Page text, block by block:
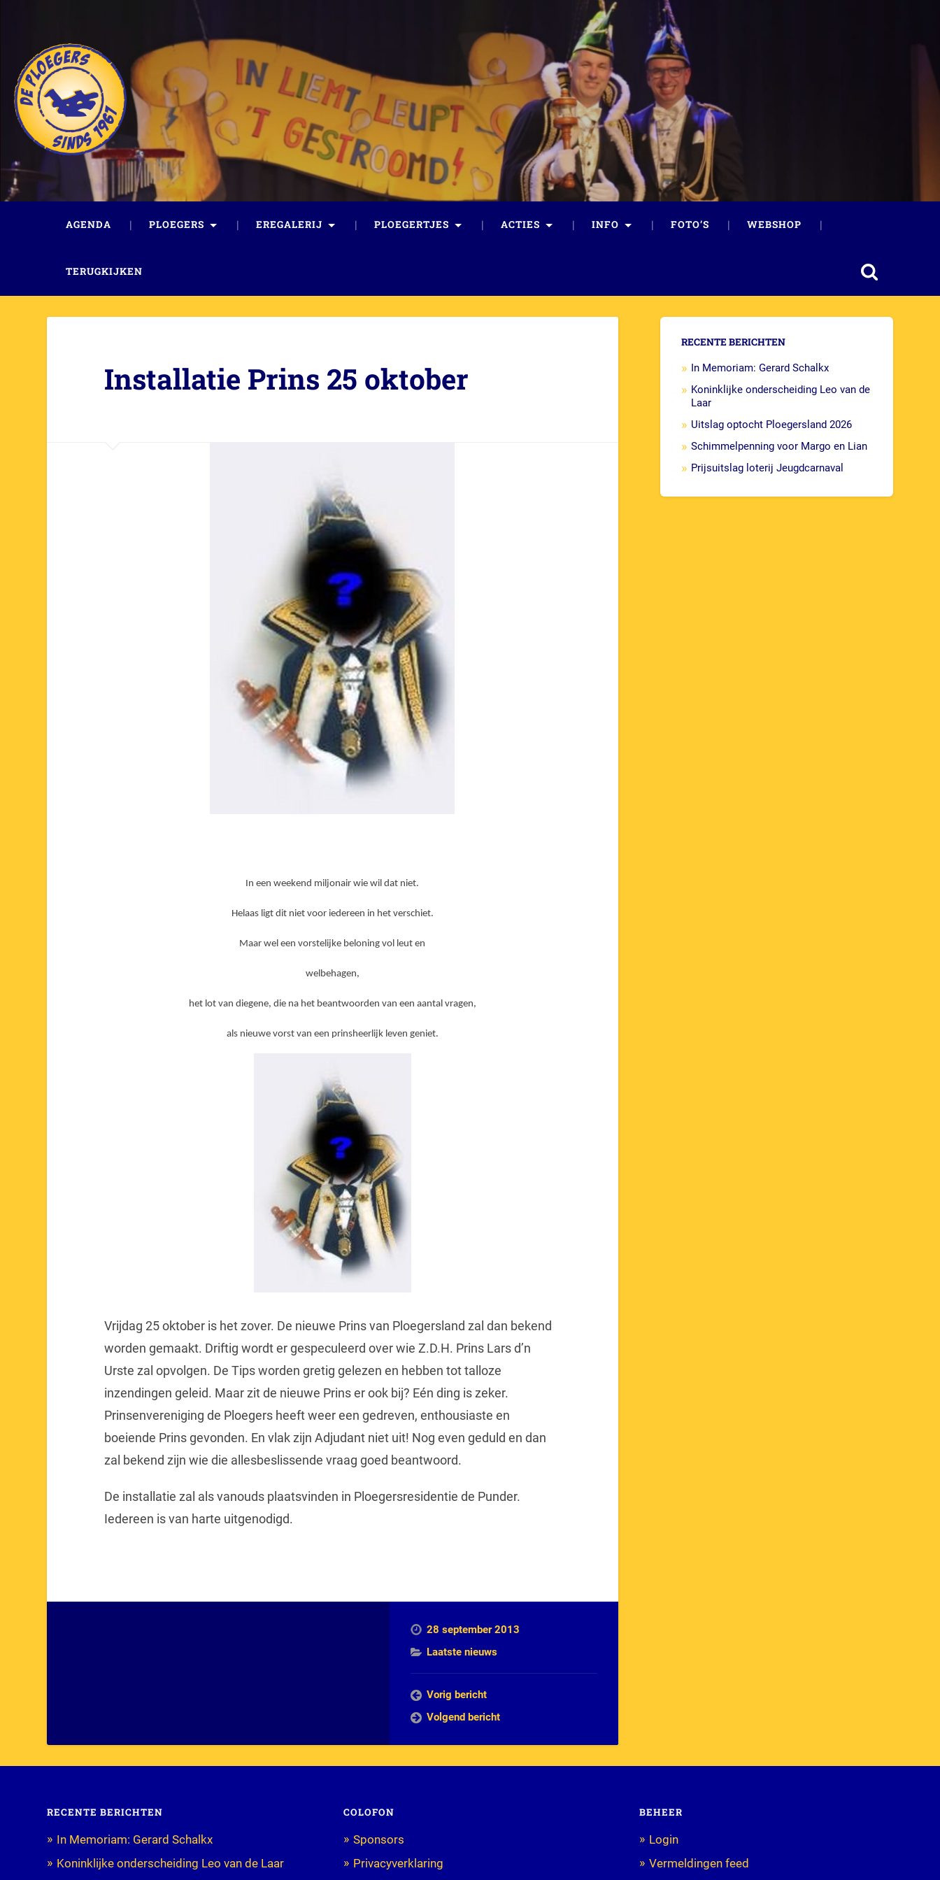
AGENDA PLOEGERS EREGALERIJ PLOEGERTJES ACTIES INFO FOTO’S WEBSHOP
TERUGKIJKEN
Installatie Prins 25 oktober
In een weekend miljonair wie wil dat niet.
Helaas ligt dit niet voor iedereen in het verschiet.
Maar wel een vorstelijke beloning vol leut en
welbehagen,
het lot van diegene, die na het beantwoorden van een aantal vragen,
als nieuwe vorst van een prinsheerlijk leven geniet.
Vrijdag 25 oktober is het zover. De nieuwe Prins van Ploegersland zal dan bekend
worden gemaakt. Driftig wordt er gespeculeerd over wie Z.D.H. Prins Lars d’n
Urste zal opvolgen. De Tips worden gretig gelezen en hebben tot talloze
inzendingen geleid. Maar zit de nieuwe Prins er ook bij? Eén ding is zeker.
Prinsenvereniging de Ploegers heeft weer een gedreven, enthousiaste en
boeiende Prins gevonden. En vlak zijn Adjudant niet uit! Nog even geduld en dan
zal bekend zijn wie die allesbeslissende vraag goed beantwoord.
De installatie zal als vanouds plaatsvinden in Ploegersresidentie de Punder.
Iedereen is van harte uitgenodigd.
28 september 2013
Laatste nieuws
Vorig bericht
Volgend bericht
RECENTE BERICHTEN
In Memoriam: Gerard Schalkx
Koninklijke onderscheiding Leo van de
Laar
Uitslag optocht Ploegersland 2026
Schimmelpenning voor Margo en Lian
Prijsuitslag loterij Jeugdcarnaval
RECENTE BERICHTEN
In Memoriam: Gerard Schalkx
Koninklijke onderscheiding Leo van de Laar
COLOFON
Sponsors
Privacyverklaring
BEHEER
Login
Vermeldingen feed